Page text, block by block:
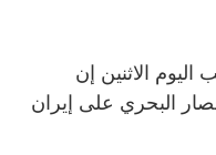
اليوم الاثنين ​إن
البحري على إيران